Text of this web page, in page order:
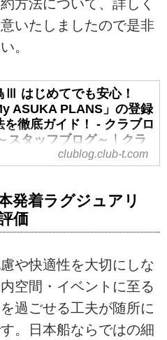
方法について、詳しく
いたしましたので是非
。
Ⅲ はじめてでも安心！
ASUKA PLANS」の登録
を徹底ガイド！ - クラブロ
スタッフブログ～｜クラ
、もうご乗船になりました
年7月に就航した新造船
Ⅲ」は環境に配慮した機器
お客様の利便性、環境配慮を
としペーパーレス化に取り組
ます。本ブログでは、すで
約済みで、寄港地観光ツア
船内レストランのご予約をス
に進めたい方に向けて、
clublog.club-t.com
発着ラグジュアリ
価
や快適性を大切にしな
空間・イベントに至る
過ごせる工夫が随所に
。日本船ならではの細